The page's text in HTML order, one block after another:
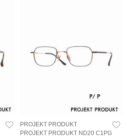
PROJEKT PRODUKT
PROJEKT PRODUKT ND20 C1PG